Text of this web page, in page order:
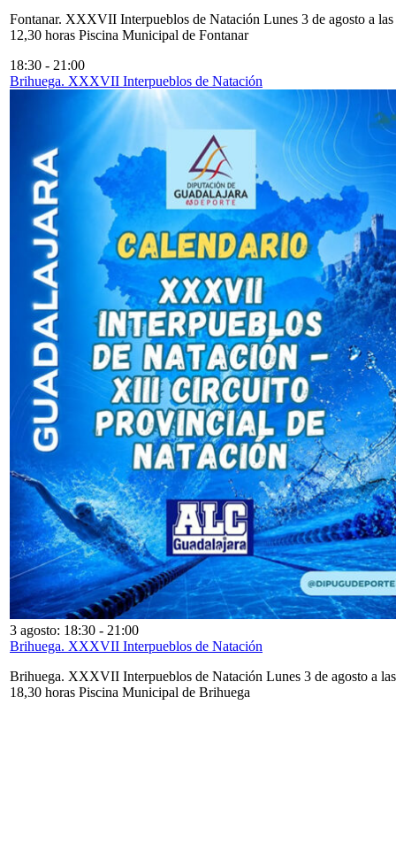
Fontanar. XXXVII Interpueblos de Natación Lunes 3 de agosto a las
12,30 horas Piscina Municipal de Fontanar
18:30 - 21:00
Brihuega. XXXVII Interpueblos de Natación
3 agosto: 18:30 - 21:00
Brihuega. XXXVII Interpueblos de Natación
Brihuega. XXXVII Interpueblos de Natación Lunes 3 de agosto a las
18,30 horas Piscina Municipal de Brihuega